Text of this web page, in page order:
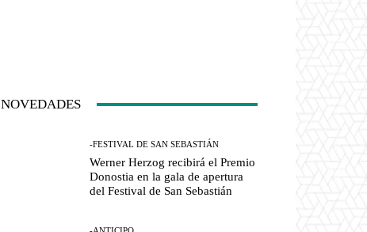
NOVEDADES
-FESTIVAL DE SAN SEBASTIÁN
Werner Herzog recibirá el Premio
Donostia en la gala de apertura
del Festival de San Sebastián